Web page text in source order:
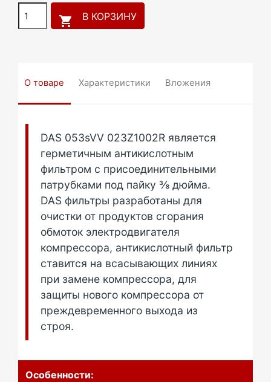
 В КОРЗИНУ
О товаре Характеристики Вложения
DAS 053sVV 023Z1002R является
герметичным антикислотным
фильтром с присоединительными
патрубками под пайку ⅜ дюйма.
DAS фильтры разработаны для
очистки от продуктов сгорания
обмоток электродвигателя
компрессора, антикислотный фильтр
ставится на всасывающих линиях
при замене компрессора, для
защиты нового компрессора от
преждевременного выхода из
строя.
Особенности: